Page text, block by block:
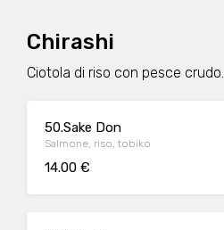
Chirashi
Ciotola di riso con pesce crudo.
50.Sake Don
Salmone, riso, tobiko
14.00 €